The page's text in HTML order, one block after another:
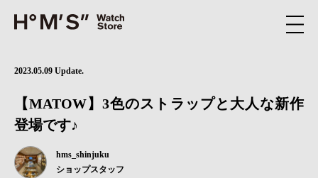
2023.05.09 Update.
【MATOW】3色のストラップと大人な新作
登場です♪
hms_shinjuku
ショップスタッフ